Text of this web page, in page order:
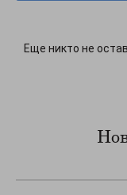
Еще никто не